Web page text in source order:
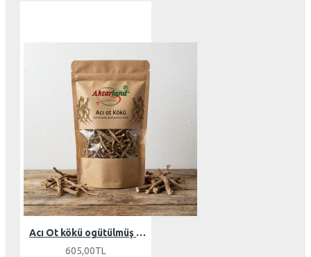
Acı Ot kökü ogütülmüş 100 gr
605,00TL